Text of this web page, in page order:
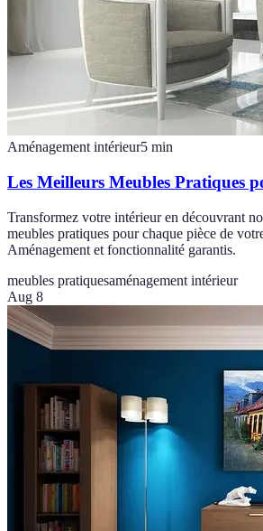
Aménagement intérieur5 min
Les Meilleurs Meubles Pratiques
Transformez votre intérieur en découvrant
meubles pratiques pour chaque pièce de
Aménagement et fonctionnalité garantis.
meubles pratiquesaménagement intérieur
Aug 8